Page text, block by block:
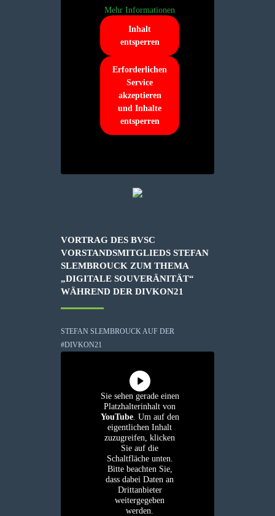
Mehr Informationen
Inhalt
entsperren
Erforderlichen
Service
akzeptieren
und Inhalte
entsperren
VORTRAG DES BVSC
VORSTANDSMITGLIEDS STEFAN
SLEMBROUCK ZUM THEMA
„DIGITALE SOUVERÄNITÄT“
WÄHREND DER DIVKON21
STEFAN SLEMBROUCK AUF DER
#DIVKON21
Sie sehen gerade einen
Platzhalterinhalt von
YouTube. Um auf den
eigentlichen Inhalt
zuzugreifen, klicken
Sie auf die
Schaltfläche unten.
Bitte beachten Sie,
dass dabei Daten an
Drittanbieter
weitergegeben
werden.